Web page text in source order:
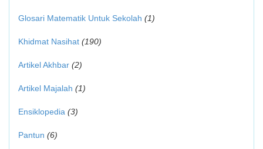
Glosari Matematik Untuk Sekolah (1)
Khidmat Nasihat (190)
Artikel Akhbar (2)
Artikel Majalah (1)
Ensiklopedia (3)
Pantun (6)